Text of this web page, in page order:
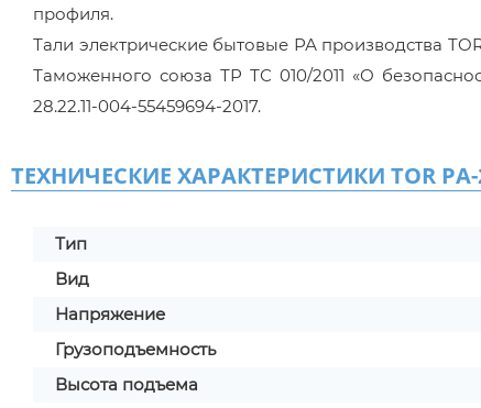
профиля.
Тали электрические бытовые РА производства
Таможенного союза ТР ТС 010/2011 «О
28.22.11-004-55459694-2017.
ТЕХНИЧЕСКИЕ ХАРАКТЕРИСТИКИ TOR PA-
Тип
Вид
Напряжение
Грузоподъемность
Высота подъема